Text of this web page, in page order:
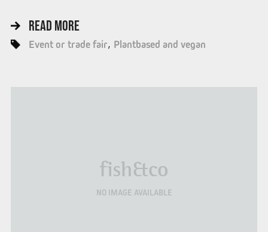
READ MORE
Event or trade fair Plantbased and vegan
fish&co
NO IMAGE AVAILABLE